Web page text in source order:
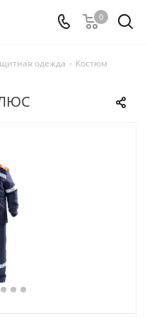
0
одежда - Костюм